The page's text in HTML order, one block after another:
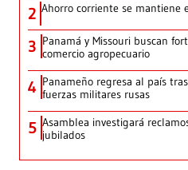
2 Ahorro corriente se mantiene
3 Panamá y Missouri buscan
comercio agropecuario
4 Panameño regresa al país
fuerzas militares rusas
5 Asamblea investigará
jubilados